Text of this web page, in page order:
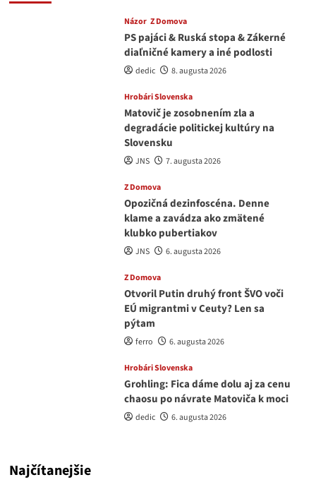
Názor Z Domova
PS pajáci & Ruská stopa & Zákerné
diaľničné kamery a iné podlosti
dedic 8. augusta 2026
Hrobári Slovenska
Matovič je zosobnením zla a
degradácie politickej kultúry na
Slovensku
JNS 7. augusta 2026
Z Domova
Opozičná dezinfoscéna. Denne
klame a zavádza ako zmätené
klubko pubertiakov
JNS 6. augusta 2026
Z Domova
Otvoril Putin druhý front ŠVO voči
EÚ migrantmi v Ceuty? Len sa
pýtam
ferro 6. augusta 2026
Hrobári Slovenska
Grohling: Fica dáme dolu aj za cenu
chaosu po návrate Matoviča k moci
dedic 6. augusta 2026
Najčítanejšie